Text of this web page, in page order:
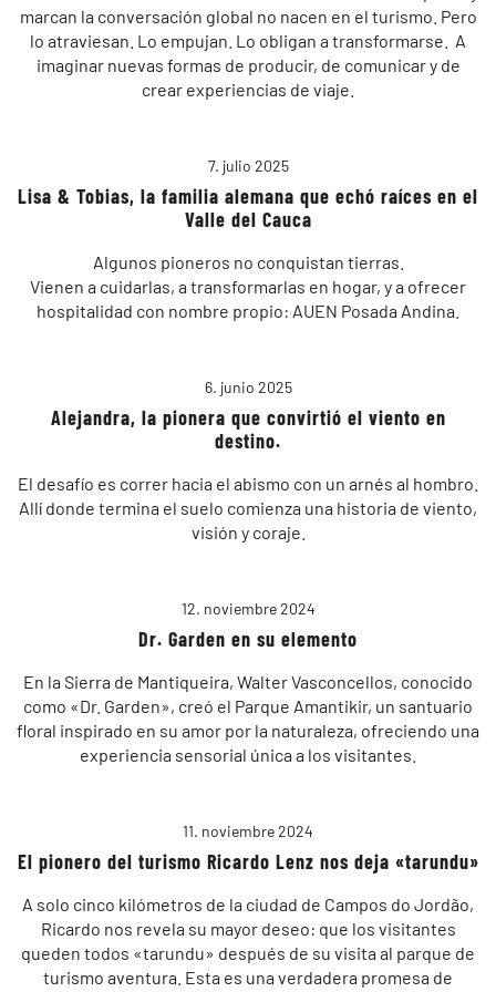
marcan la conversación global no nacen en el turismo. Pero
lo atraviesan. Lo empujan. Lo obligan a transformarse. A
imaginar nuevas formas de producir, de comunicar y de
crear experiencias de viaje.
7. julio 2025
Lisa & Tobias, la familia alemana que echó raíces en el
Valle del Cauca
Algunos pioneros no conquistan tierras.
Vienen a cuidarlas, a transformarlas en hogar, y a ofrecer
hospitalidad con nombre propio: AUEN Posada Andina.
6. junio 2025
Alejandra, la pionera que convirtió el viento en
destino.
El desafío es correr hacia el abismo con un arnés al hombro.
Allí donde termina el suelo comienza una historia de viento,
visión y coraje.
12. noviembre 2024
Dr. Garden en su elemento
En la Sierra de Mantiqueira, Walter Vasconcellos, conocido
como «Dr. Garden», creó el Parque Amantikir, un santuario
floral inspirado en su amor por la naturaleza, ofreciendo una
experiencia sensorial única a los visitantes.
11. noviembre 2024
El pionero del turismo Ricardo Lenz nos deja «tarundu»
A solo cinco kilómetros de la ciudad de Campos do Jordão,
Ricardo nos revela su mayor deseo: que los visitantes
queden todos «tarundu» después de su visita al parque de
turismo aventura. Esta es una verdadera promesa de